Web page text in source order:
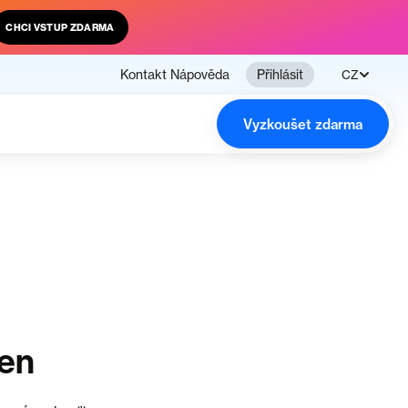
CHCI VSTUP ZDARMA
Kontakt Nápověda Přihlásit CZ
Vyzkoušet zdarma